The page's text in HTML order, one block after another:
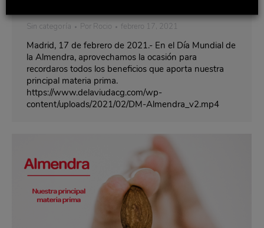
Sin categoría Por Rocio febrero 17, 2021
Madrid, 17 de febrero de 2021.- En el Día Mundial de
la Almendra, aprovechamos la ocasión para
recordaros todos los beneficios que aporta nuestra
principal materia prima.
https://www.delaviudacg.com/wp-
content/uploads/2021/02/DM-Almendra_v2.mp4